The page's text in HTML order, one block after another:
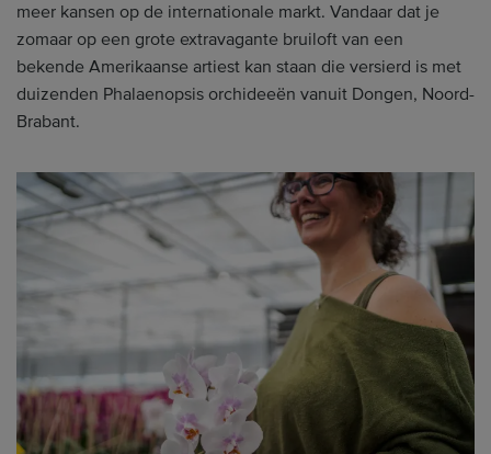
meer kansen op de internationale markt. Vandaar dat je
zomaar op een grote extravagante bruiloft van een
bekende Amerikaanse artiest kan staan die versierd is met
duizenden Phalaenopsis orchideeën vanuit Dongen, Noord-
Brabant.